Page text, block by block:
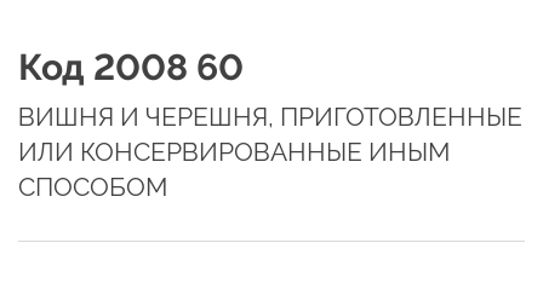
Код 2008 60
ВИШНЯ И ЧЕРЕШНЯ, ПРИГОТОВЛЕННЫЕ
ИЛИ КОНСЕРВИРОВАННЫЕ ИНЫМ
СПОСОБОМ